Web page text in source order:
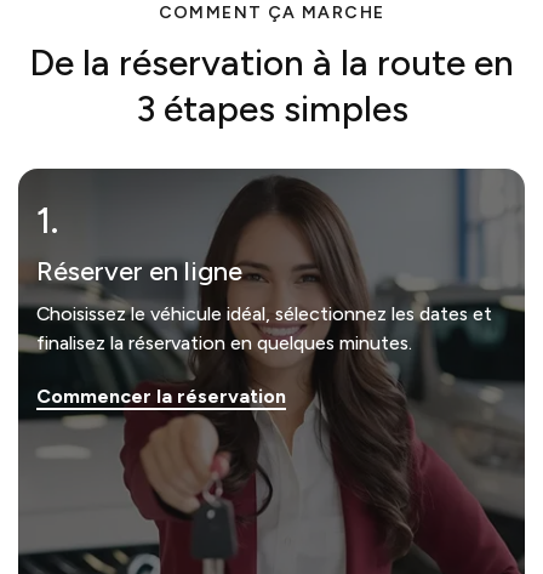
COMMENT ÇA MARCHE
De la réservation à la route en
3 étapes simples
1.
Réserver en ligne
Choisissez le véhicule idéal, sélectionnez les dates et
finalisez la réservation en quelques minutes.
Commencer la réservation